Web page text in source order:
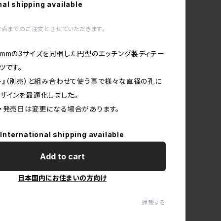
shipping available
までのご注文とさせていただきます。
の3サイズを同梱した円型のエッチング製ディテー
です。
』（別売）と組み合わせて使う事で様々な直径の孔に
インを最適化しました。
発売日は変更になる場合があります。
International shipping available
Add to cart
日本国内にお住まいの方向け
通報する